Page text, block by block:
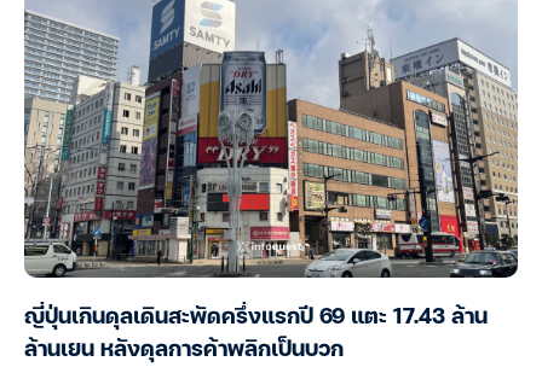
ญี่ปุ่นเกินดุลเดินสะพัดครึ่งแรกปี 69 แตะ 17.43 ล้าน
ล้านเยน หลังดุลการค้าพลิกเป็นบวก